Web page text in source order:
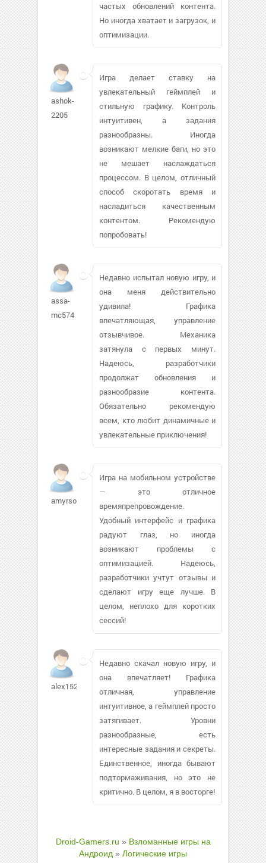
частых обновлений контента.
Но иногда хватает и загрузок, и
оптимизации.
ashok-
2205
Игра делает ставку на
увлекательный геймплей и
стильную графику. Контроль
интуитивен, а задания
разнообразны. Иногда
возникают мелкие баги, но это
не мешает наслаждаться
процессом. В целом, отличный
способ скоротать время и
насладиться качественным
контентом. Рекомендую
попробовать!
assa-
mc574
Недавно испытал новую игру, и
она меня действительно
удивила! Графика
впечатляющая, управление
отзывчивое. Механика
затянула с первых минут.
Надеюсь, разработчики
продолжат обновления и
разнообразие контента.
Обязательно рекомендую
всем, кто любит динамичные и
увлекательные приключения!
amyrsoya
Игра на мобильном устройстве
— это отличное
времяпрепровождение.
Удобный интерфейс и графика
радуют глаз, но иногда
возникают проблемы с
оптимизацией. Надеюсь,
разработчики учтут отзывы и
сделают игру еще лучше. В
целом, неплохо для коротких
сессий!
alex15299
Недавно скачал новую игру, и
она впечатляет! Графика
отличная, управление
интуитивное, а геймплей просто
затягивает. Уровни
разнообразные, есть
интересные задания и секреты.
Единственное, иногда бывают
подтормаживания, но это не
критично. В целом, я в восторге!
Droid-Gamers.ru » Взломанные игры на
Андроид » Логические игры